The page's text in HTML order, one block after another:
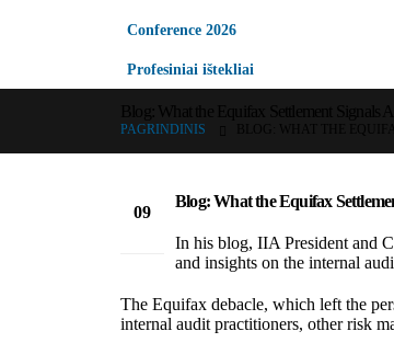
Conference 2026
Profesiniai ištekliai
PAGRINDINIS
09
Blog: What the Equifax
In his blog, IIA President and
and insights on the internal
The Equifax debacle, which left the
internal audit practitioners, other risk